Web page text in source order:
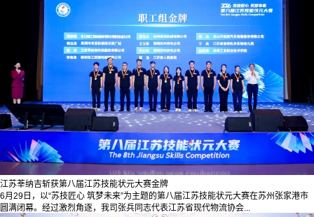
江苏莘纳吉斩获第八届江苏技能状元大赛金牌
6月29日，以“苏技匠心 筑梦未来”为主题的第八届江苏技能状元大赛在苏州张家港市
圆满闭幕。经过激烈角逐，我司张兵同志代表江苏省现代物流协会...